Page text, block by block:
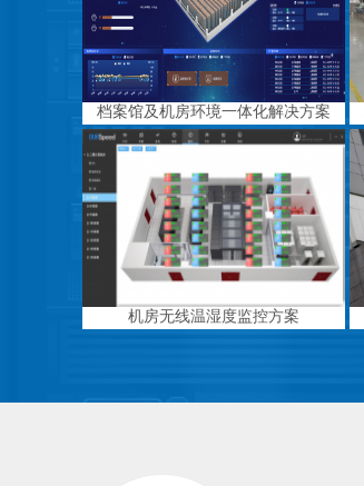
档案馆及机房环境一体化解决方案
机房无线温湿度监控方案